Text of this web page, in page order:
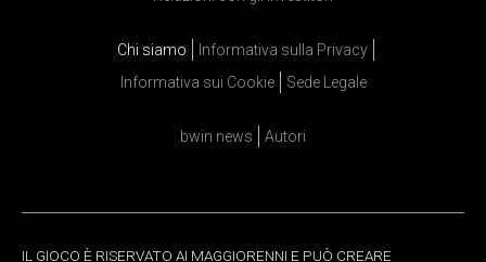
Chi siamo
Informativa sulla Privacy
Informativa sui Cookie
Sede Legale
bwin news Autori
IL GIOCO È RISERVATO AI MAGGIORENNI E PUÒ CREARE